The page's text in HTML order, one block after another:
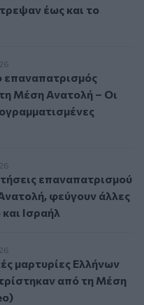
έως και το
επαναπατρισμός Ελλήνων
επαναπατρισμός
Μέση Ανατολή – Οι
επαναπατρισμού
επαναπατρισμού
φεύγουν άλλες
Ισραήλ
μαρτυρίες Ελλήνων
μαρτυρίες Ελλήνων
από τη Μέση